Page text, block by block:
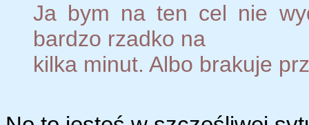
Ja bym na ten cel nie
bardzo rzadko na
kilka minut. Albo brakuje